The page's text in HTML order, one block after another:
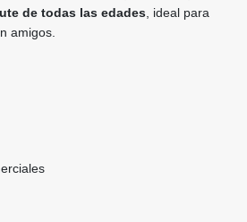
de todas las edades , ideal para
amigos.